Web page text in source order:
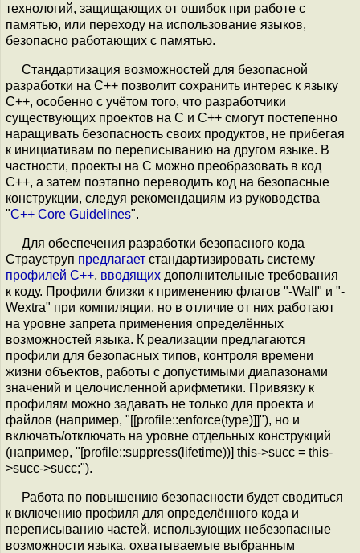
технологий, защищающих от ошибок при работе с
памятью, или переходу на использование языков,
безопасно работающих с памятью.
Стандартизация возможностей для безопасной
разработки на C++ позволит сохранить интерес к языку
С++, особенно с учётом того, что разработчики
существующих проектов на С и C++ смогут постепенно
наращивать безопасность своих продуктов, не прибегая
к инициативам по переписыванию на другом языке. В
частности, проекты на C можно преобразовать в код
С++, а затем поэтапно переводить код на безопасные
конструкции, следуя рекомендациям из руководства
"C++ Core Guidelines".
Для обеспечения разработки безопасного кода
Страуструп предлагает стандартизировать систему
профилей C++, вводящих дополнительные требования
к коду. Профили близки к применению флагов "-Wall" и "-
Wextra" при компиляции, но в отличие от них работают
на уровне запрета применения определённых
возможностей языка. К реализации предлагаются
профили для безопасных типов, контроля времени
жизни объектов, работы с допустимыми диапазонами
значений и целочисленной арифметики. Привязку к
профилям можно задавать не только для проекта и
файлов (например, "[[profile::enforce(type)]]"), но и
включать/отключать на уровне отдельных конструкций
(например, "[profile::suppress(lifetime))] this->succ = this-
>succ->succ;").
Работа по повышению безопасности будет сводиться
к включению профиля для определённого кода и
переписыванию частей, использующих небезопасные
возможности языка, охватываемые выбранным